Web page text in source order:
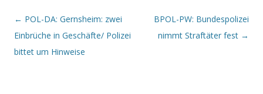
Beitrags-Navigation
← POL-DA: Gernsheim: zwei
Einbrüche in Geschäfte/ Polizei
bittet um Hinweise
BPOL-PW: Bundespolizei
nimmt Straftäter fest →